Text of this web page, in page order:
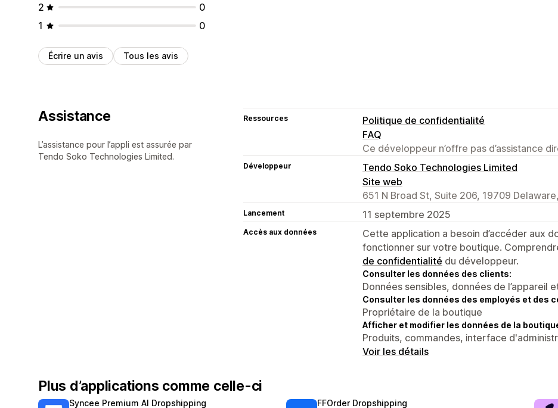
2
0
1
0
Écrire un avis Tous les avis
Assistance
L’assistance pour l’appli est assurée par
Tendo Soko Technologies Limited.
Ressources
Politique de confidentialité
FAQ
Ce développeur n’offre pas d’assistance
Développeur
Tendo Soko Technologies Limited
Site web
651 N Broad St, Suite 206, 19709
Lancement 11 septembre 2025
Accès aux données
Cette application a besoin d’accéder aux
fonctionner sur votre boutique.
de confidentialité du développeur.
Consulter les données des clients:
Données sensibles, données de l’appareil
Consulter les données des employés et des
Propriétaire de la boutique
Afficher et modifier les données de la
Produits, commandes, interface
Voir les détails
Plus d’applications comme celle-ci
Syncee Premium AI Dropshipping FFOrder Dropshipping